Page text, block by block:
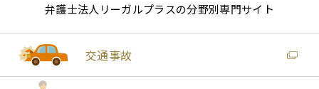
弁護士法人リーガルプラスの分野別専門サイト
交通事故